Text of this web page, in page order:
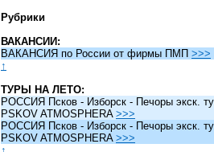
Рубрики
ВАКАНСИИ:
ВАКАНСИЯ по России от фирмы ПМП >>>
↑
ТУРЫ НА ЛЕТО:
РОССИЯ Псков - Изборск - Печоры экск.
PSKOV ATMOSPHERA >>>
РОССИЯ Псков - Изборск - Печоры экск.
PSKOV ATMOSPHERA >>>